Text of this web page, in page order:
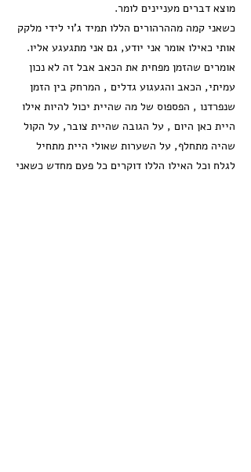
מוצא דברים מעניינים לומר.
כשאני קמה מההרהורים הללו תמיד ג'וי לידי מלקק
אותי כאילו אומר אני יודע, גם אני מתגעגע אליו.
אומרים שהזמן מפחית את הכאב אבל זה לא נכון
עמיתי, הכאב והגעגוע גדלים , המרחק בין הזמן
שנפרדנו , הפספוס של מה שהיית יכול להיות אילו
היית כאן היום , על הגובה שהיית צובר, על הקול
שהיה מתחלף, על השערות שאולי היית מתחיל
לגלח וכל האילו הללו דוקרים כל פעם מחדש כשאני